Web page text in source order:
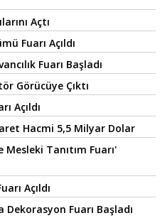
Açtı
Fuarı Açıldı
Fuarı Başladı
Görücüye Çıktı
Açıldı
Hacmi 5,5 Milyar Dolar
Tanıtım Fuarı'
Açıldı
Fuarı Başladı